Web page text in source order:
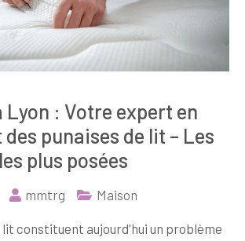
Lyon : Votre expert en
punaises de lit – Les
plus posées
mmtrg Maison
lit constituent aujourd'hui un problème